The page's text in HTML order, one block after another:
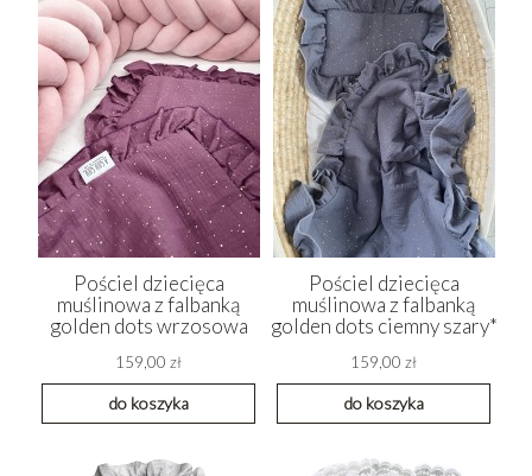
Pościel dziecięca
muślinowa z falbanką
golden dots wrzosowa
159,00 zł
do koszyka
Pościel dziecięca
muślinowa z falbanką
golden dots ciemny szary*
159,00 zł
do koszyka